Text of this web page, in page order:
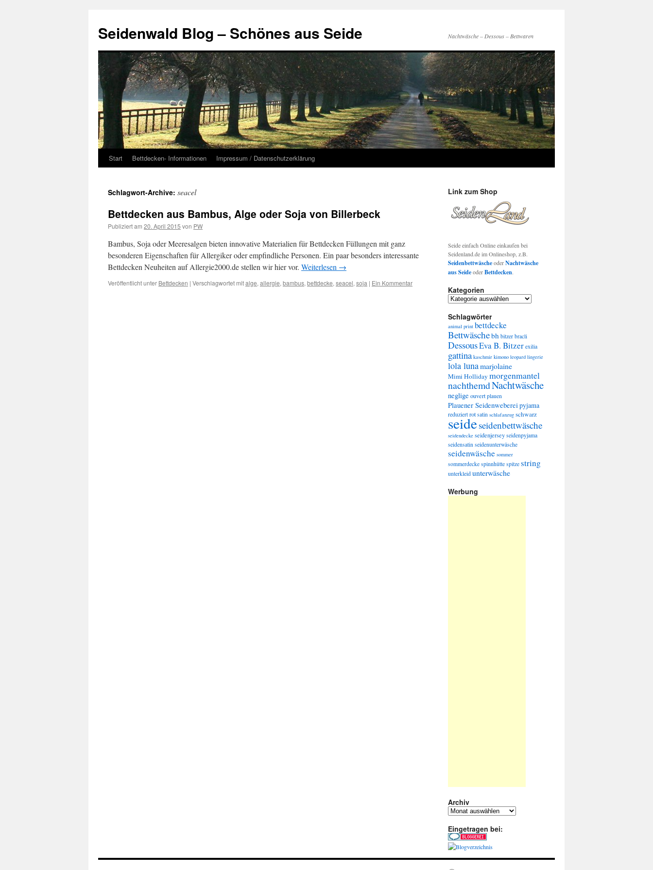
Seidenwald Blog – Schönes aus Seide Nachtwäsche – Dessous – Bettwaren
Zum
springen
Start Bettdecken- Informationen Impressum / Datenschutzerklärung
Schlagwort-Archive: seacel
Bettdecken aus Bambus, Alge oder Soja von Billerbeck
Publiziert am 20. April 2015 von PW
Bambus, Soja oder Meeresalgen bieten innovative Materialien für Bettdecken Füllungen mit ganz
besonderen Eigenschaften für Allergiker oder empfindliche Personen. Ein paar besonders interessante
Bettdecken Neuheiten auf Allergie2000.de stellen wir hier vor. Weiterlesen →
Veröffentlicht unter Bettdecken | Verschlagwortet mitalge, allergie, bambus, bettdecke, seacel, soja | Ein Kommentar
Link zum Shop
Seide einfach Online einkaufen bei
Seidenland.de im Onlineshop, z.B.
SeidenbettwäscheoderNachtwäsche
aus SeideoderBettdecken.
Kategorien
Kategorien
Schlagwörter
animal print bettdecke
Bettwäschebh bitzer bracli
DessousEva B. Bitzer exilia
gattina kaschmir kimono leopard lingerie
lola lunamarjolaine
Mimi Holliday morgenmantel
nachthemdNachtwäsche
neglige ouvert plauen
Plauener Seidenwebereipyjama
reduziert rot satin schlafanzug schwarz
seideseidenbettwäsche
seidendecke seidenjersey seidenpyjama
seidensatin seidenunterwäsche
seidenwäsche sommer
sommerdecke spinnhütte spitze string
unterkleid unterwäsche
Werbung
Archiv
Archiv
Eingetragen bei: